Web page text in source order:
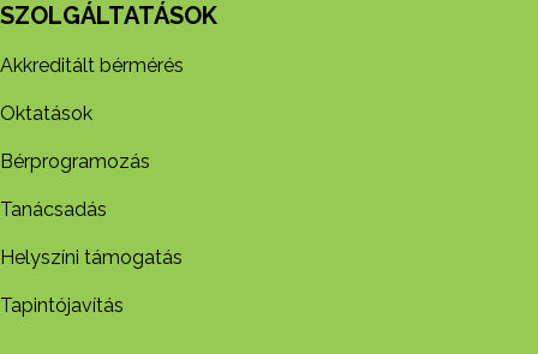
SZOLGÁLTATÁSOK
Akkreditált bérmérés
Oktatások
Bérprogramozás
Tanácsadás
Helyszíni támogatás
Tapintójavítás